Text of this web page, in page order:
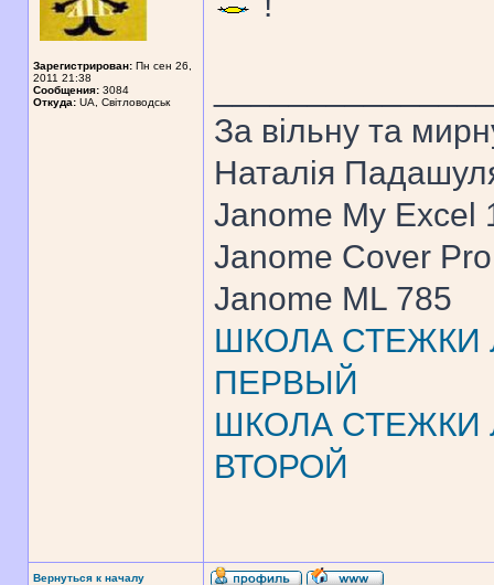
Зарегистрирован: Пн сен 26,
2011 21:38
Сообщения: 3084
Откуда: UA, Свiтловодськ
За вiльну та
Наталiя
Janome My Excel
Janome Cover
Janome ML 785
ШКОЛА СТЕЖКИ
ПЕРВЫЙ
ШКОЛА СТЕЖКИ
ВТОРОЙ
Вернуться к началу